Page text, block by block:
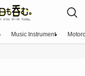
Music Instrument